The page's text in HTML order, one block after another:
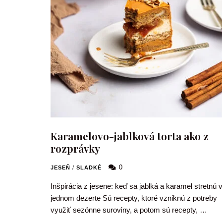
Karamelovo-jablková torta ako z
rozprávky
JESEŇ / SLADKÉ 0
Inšpirácia z jesene: keď sa jablká a karamel stretnú v
jednom dezerte Sú recepty, ktoré vzniknú z potreby
využiť sezónne suroviny, a potom sú recepty, …